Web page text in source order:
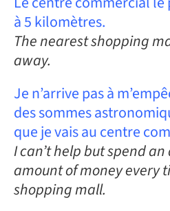
à 5 kilomètres.
The nearest shopping
away.
Je n’arrive pas à
des sommes
que je vais au centre
I can’t help but spend
amount of money every
shopping mall.